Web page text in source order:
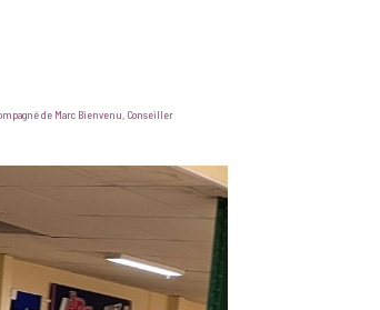
de Marc Bienvenu, Conseiller